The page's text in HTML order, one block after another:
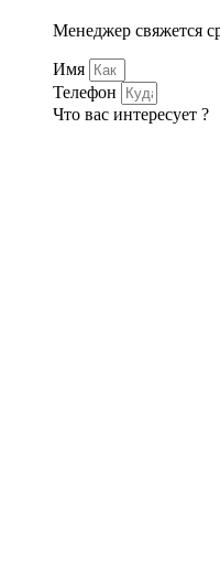
Менеджер свяжется
Имя
Телефон
Что вас интересует ?